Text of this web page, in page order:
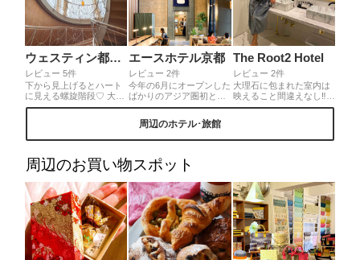
ウェスティン都ホテル京都
レビュー 5件
下から見上げるとハート
に見える螺旋階段♡ 大き
なホテルで自分達でこの
聞いたら丁寧に教えてい
エースホテル京都
レビュー 2件
今年の6月にオープンした
ばかりのアジア圏初とな
るエースホテル京都。エ
ースホテルはデザイン性
が高いことで有名で話題
の新スポットとなってい
日本初出店のStumptown
coffee roasters☕️💗また3
ょっと贅沢なおしゃれ朝
食が楽しめます☺️
The Root2 Hotel
レビュー 2件
大理石に包まれた室内は
映えること間違えなし‼︎家
具の一つ一つにこだわり
た🤣Netflixも見放題・キ
☺️位置情報が無いのは悲
しすぎる🥲‼︎皆様に知って
欲しいホテル❤︎
周辺のホテル･旅館
周辺のお買い物スポット